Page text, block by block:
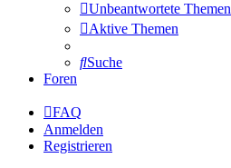
Unbeantwortete Themen
Aktive Themen
Suche
Foren
FAQ
Anmelden
Registrieren